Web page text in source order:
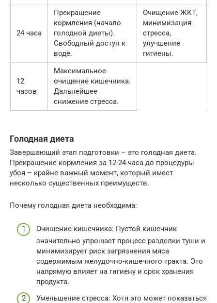
24 часа
Прекращение
кормления (начало
голодной диеты).
Свободный доступ к
воде.
Очищение ЖКТ,
минимизация
стресса,
улучшение
гигиены.
12
часов
Максимальное
очищение кишечника.
Дальнейшее
снижение стресса.
Голодная диета
Завершающий этап подготовки – это голодная диета.
Прекращение кормления за 12-24 часа до процедуры
убоя – крайне важный момент, который имеет
несколько существенных преимуществ.
Почему голодная диета необходима:
Очищение кишечника: Пустой кишечник
значительно упрощает процесс разделки туши и
минимизирует риск загрязнения мяса
содержимым желудочно-кишечного тракта. Это
напрямую влияет на гигиену и срок хранения
продукта.
Уменьшение стресса: Хотя это может показаться